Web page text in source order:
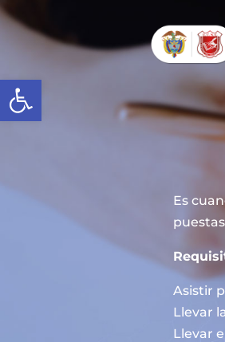
Abrir barra de herramientas
Es
Asistir
Llevar
Llevar